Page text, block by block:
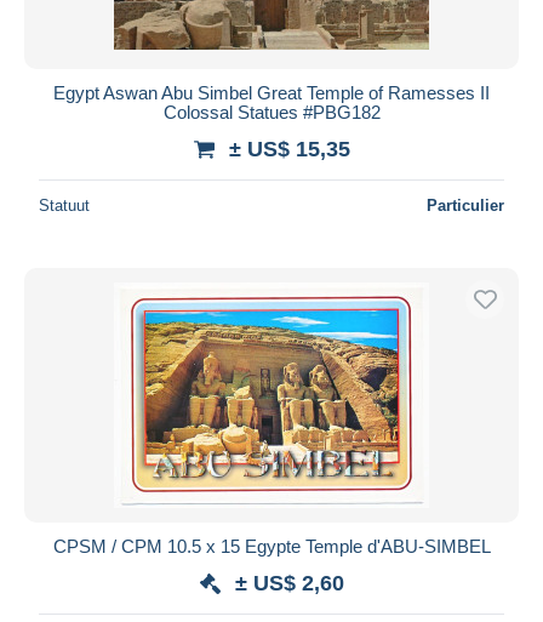
Egypt Aswan Abu Simbel Great Temple of Ramesses II
Colossal Statues #PBG182
± US$ 15,35
Statuut Particulier
CPSM / CPM 10.5 x 15 Egypte Temple d'ABU-SIMBEL
± US$ 2,60